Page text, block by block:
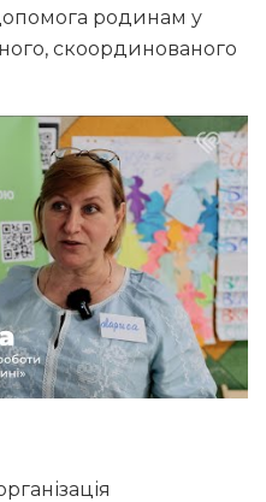
родинам у
скоординованого